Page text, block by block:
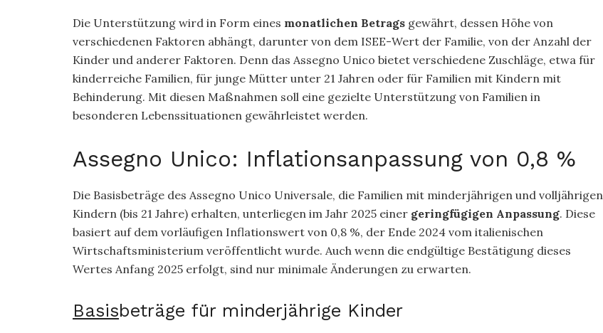
Die Unterstützung wird in Form eines monatlichen Betrags gewährt, dessen Höhe von
verschiedenen Faktoren abhängt, darunter von dem ISEE-Wert der Familie, von der Anzahl der
Kinder und anderer Faktoren. Denn das Assegno Unico bietet verschiedene Zuschläge, etwa für
kinderreiche Familien, für junge Mütter unter 21 Jahren oder für Familien mit Kindern mit
Behinderung. Mit diesen Maßnahmen soll eine gezielte Unterstützung von Familien in
besonderen Lebenssituationen gewährleistet werden.
Assegno Unico: Inflationsanpassung von 0,8 %
Die Basisbeträge des Assegno Unico Universale, die Familien mit minderjährigen und volljährigen
Kindern (bis 21 Jahre) erhalten, unterliegen im Jahr 2025 einer geringfügigen Anpassung. Diese
basiert auf dem vorläufigen Inflationswert von 0,8 %, der Ende 2024 vom italienischen
Wirtschaftsministerium veröffentlicht wurde. Auch wenn die endgültige Bestätigung dieses
Wertes Anfang 2025 erfolgt, sind nur minimale Änderungen zu erwarten.
Basisbeträge für minderjährige Kinder